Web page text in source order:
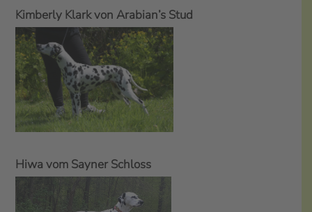
Kimberly Klark von Arabian’s Stud
Hiwa vom Sayner Schloss